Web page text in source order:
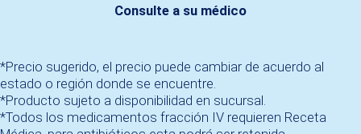
Consulte a su médico
*Precio sugerido, el precio puede cambiar de acuerdo al
estado o región donde se encuentre.
*Producto sujeto a disponibilidad en sucursal.
*Todos los medicamentos fracción IV requieren Receta